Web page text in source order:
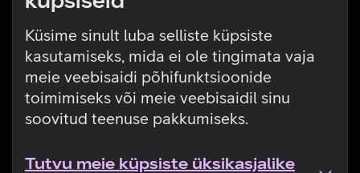
Küsime sinult luba selliste küpsiste
kasutamiseks, mida ei ole tingimata vaja
meie veebisaidi põhifunktsioonide
toimimiseks või meie veebisaidil sinu
soovitud teenuse pakkumiseks.
Tutvu meie küpsiste üksikasjalike
Tehniline viga